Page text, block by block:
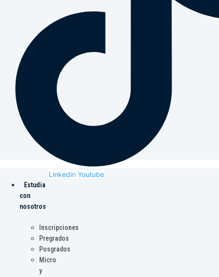
Linkedin Youtube
Estudia
con
nosotros
Inscripciones
Pregrados
Posgrados
Micro
y